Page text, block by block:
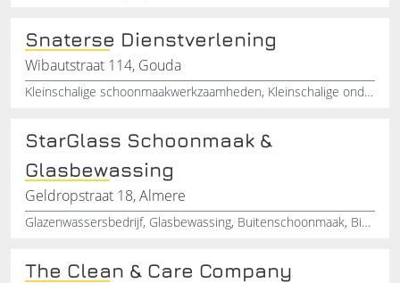
Snaterse Dienstverlening
Wibautstraat 114, Gouda
Kleinschalige schoonmaakwerkzaamheden, Kleinschalige onderhoudswerken, Kleinschalige schoonmaak eenmanszaak, Keuken schoonmaak, Cafetaria schoonmaak, Klein café schoonmaak, Kleinschalige klusjes, Klein interieur schoonmaak
StarGlass Schoonmaak &
Glasbewassing
Geldropstraat 18, Almere
Glazenwassersbedrijf, Glasbewassing, Buitenschoonmaak, Binnenschoonmaak, Schoonmaak onderhoud, Schoonmaakbedrijf Flevoland, Glazenwasserij
The Clean & Care Company